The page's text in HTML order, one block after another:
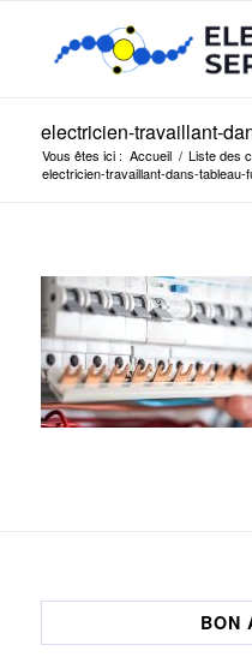
electricien-travaillant-
Vous êtes ici : Accueil / Liste des
electricien-travaillant-dans-tableau-
BON